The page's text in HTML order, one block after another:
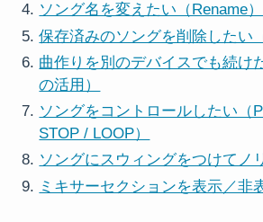
ソング名を変えたい（Rename）
保存済みのソングを削除したい
曲作りを別のデバイスでも続け
の活用）
ソングをコントロールしたい（
STOP / LOOP）
ソングにスウィングをつけてノ
ミキサーセクションを表示／非